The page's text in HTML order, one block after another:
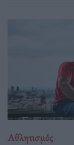
Αθλητισμός